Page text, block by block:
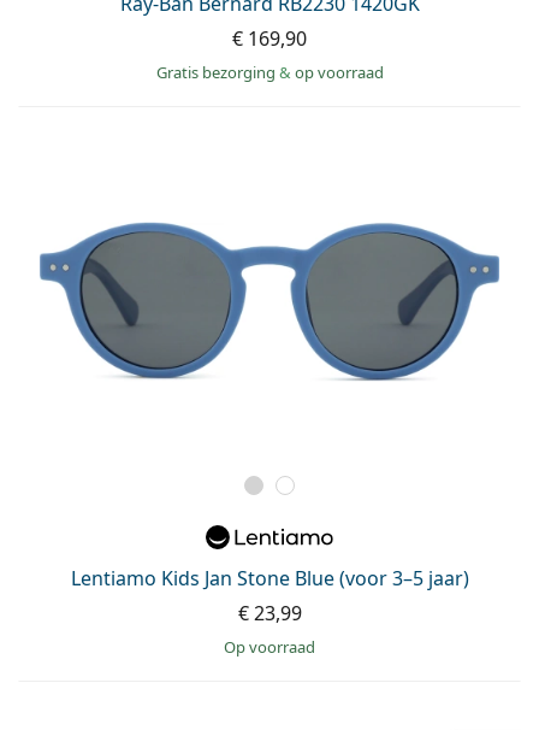
€ 169,90
Gratis bezorging & op voorraad
Lentiamo Kids Jan Stone Blue (voor 3–5 jaar)
€ 23,99
op voorraad